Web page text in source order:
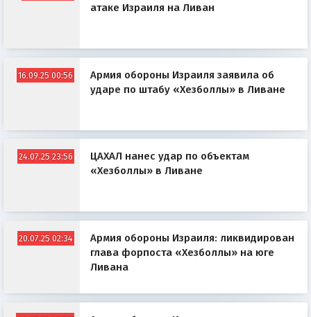
атаке Израиля на Ливан
16.09.25 00:56
Армия обороны Израиля заявила об
ударе по штабу «Хезболлы» в Ливане
24.07.25 23:56
ЦАХАЛ нанес удар по объектам
«Хезболлы» в Ливане
20.07.25 02:34
Армия обороны Израиля: ликвидирован
глава форпоста «Хезболлы» на юге
Ливана